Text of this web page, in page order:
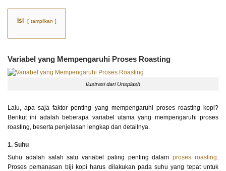
Isi tampilkan
Variabel yang Mempengaruhi Proses Roasting
Ilustrasi dari Unsplash
Lalu, apa saja faktor penting yang mempengaruhi proses roasting kopi?
Berikut ini adalah beberapa variabel utama yang mempengaruhi proses
roasting, beserta penjelasan lengkap dan detailnya.
1. Suhu
Suhu adalah salah satu variabel paling penting dalamproses roasting.
Proses pemanasan biji kopi harus dilakukan pada suhu yang tepat untuk